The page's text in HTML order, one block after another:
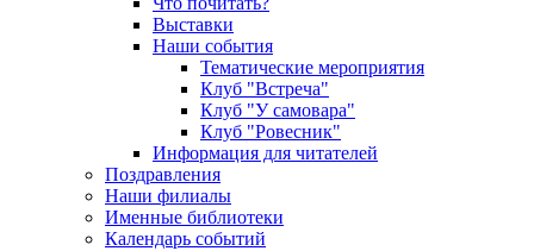
Выставки
Наши события
Тематические мероприятия
Клуб "Встреча"
Клуб "У самовара"
Клуб "Ровесник"
Информация для читателей
Поздравления
Наши филиалы
Именные библиотеки
Календарь событий